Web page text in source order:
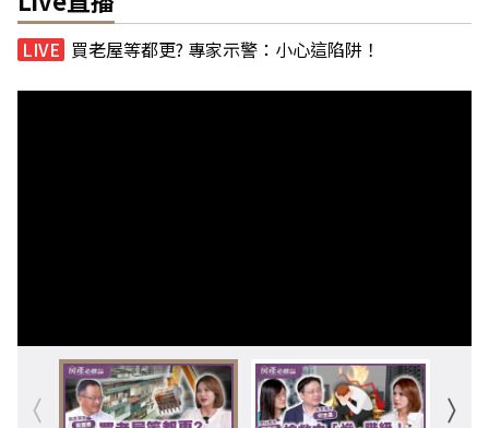
買老屋等都更? 專家示警：小心這陷阱！